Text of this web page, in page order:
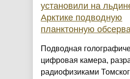
установили на
Арктике подводную
планктонную
Подводная
цифровая камера,
радиофизиками